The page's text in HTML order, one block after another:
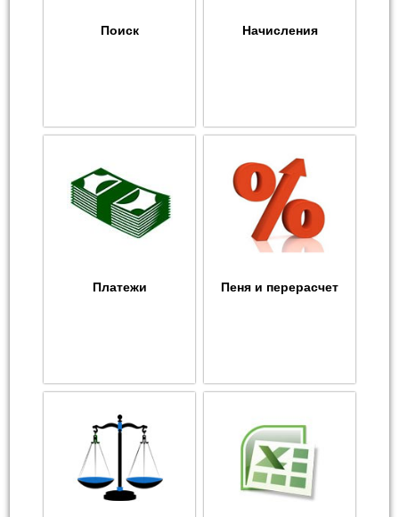
Поиск Начисления
Платежи Пеня и перерасчет